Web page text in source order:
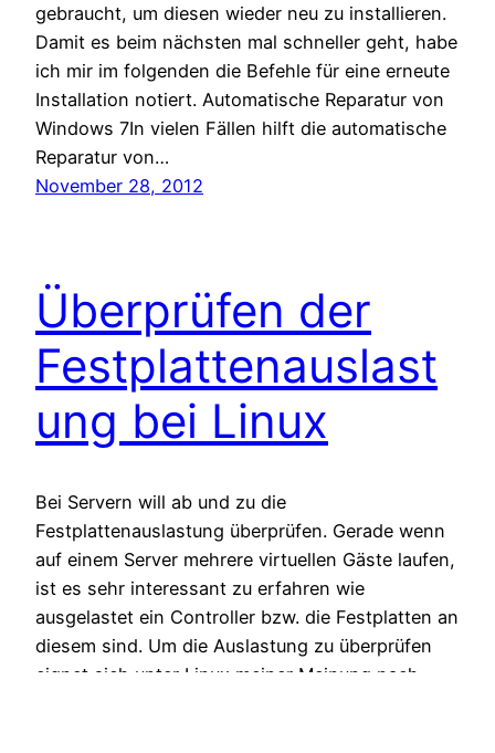
gebraucht, um diesen wieder neu zu installieren.
Damit es beim nächsten mal schneller geht, habe
ich mir im folgenden die Befehle für eine erneute
Installation notiert. Automatische Reparatur von
Windows 7In vielen Fällen hilft die automatische
Reparatur von…
November 28, 2012
Überprüfen der
Festplattenauslast
ung bei Linux
Bei Servern will ab und zu die
Festplattenauslastung überprüfen. Gerade wenn
auf einem Server mehrere virtuellen Gäste laufen,
ist es sehr interessant zu erfahren wie
ausgelastet ein Controller bzw. die Festplatten an
diesem sind. Um die Auslastung zu überprüfen
eignet sich unter Linux meiner Meinung nach